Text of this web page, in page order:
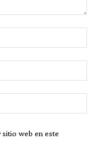
web en este